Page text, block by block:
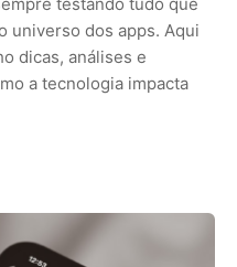
universo dos apps. Aqui
dicas, análises e
a tecnologia impacta